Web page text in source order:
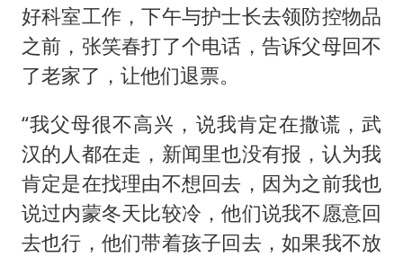
好科室工作，下午与护士长去领防控物品
之前，张笑春打了个电话，告诉父母回不
了老家了，让他们退票。
“我父母很不高兴，说我肯定在撒谎，武
汉的人都在走，新闻里也没有报，认为我
肯定是在找理由不想回去，因为之前我也
说过内蒙冬天比较冷，他们说我不愿意回
去也行，他们带着孩子回去，如果我不放